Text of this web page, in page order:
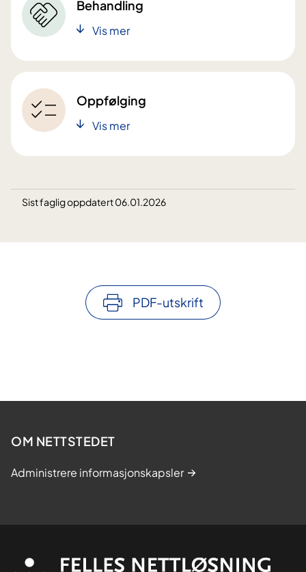
Behandling
Vis mer
Oppfølging
Vis mer
Sist faglig oppdatert 06.01.2026
PDF-utskrift
OM NETTSTEDET
Administrere informasjonskapsler